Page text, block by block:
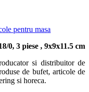
pentru masa
0, 3 piese , 9x9x11.5 cm
si distribuitor de
de bufet, articole de
si horeca.